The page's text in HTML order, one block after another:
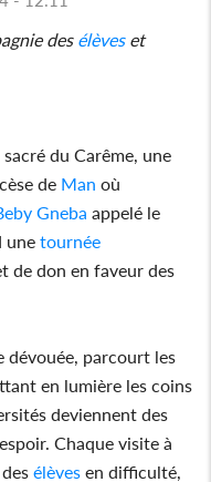
desélèveset
du Carême, une
de Man où
Gneba appelé le
une tournée
de don en faveur des
dévouée, parcourt les
en lumière les coins
deviennent des
Chaque visite à
élèves en difficulté,